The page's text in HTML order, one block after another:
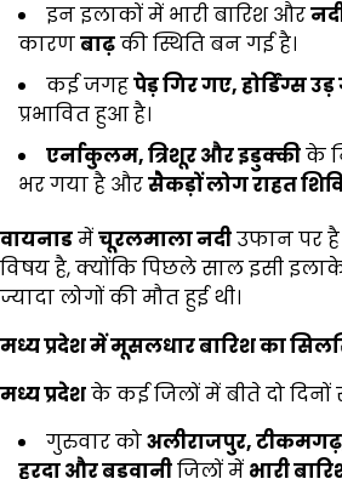
इन इलाकों में भारी बारिश और
कारणबाढ़की स्थिति बन गई है।
कई जगहपेड़ गिर गए,होर्डिंग्स
प्रभावित हुआ है।
एर्नाकुलम,त्रिशूर और इडुक्कीके
भर गया है औरसैकड़ों लोग राहत
वायनाडमेंचूरलमाला नदीउफान पर
विषय है, क्योंकि पिछले साल इसी
ज्यादा लोगों की मौत हुई थी।
मध्य प्रदेश में मूसलधार बारिश का
मध्य प्रदेशके कई जिलों में बीते दो दिनों
गुरुवार कोअलीराजपुर,
हरदा और बड़वानीजिलों में भारी